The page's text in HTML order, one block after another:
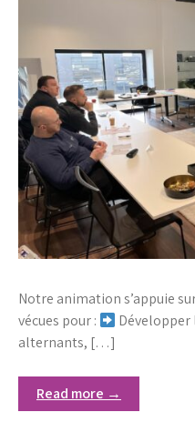
Notre animation s’appuie
vécues pour :
Développer
alternants, […]
Read more →